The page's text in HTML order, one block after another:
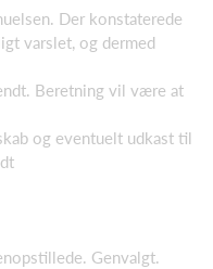
Der konstaterede
varslet, og dermed
Beretning vil være at
og eventuelt udkast til
Genvalgt.